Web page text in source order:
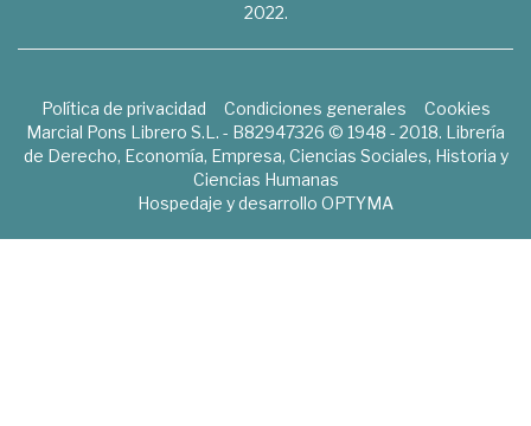
2022.
Política de privacidad Condiciones generales
Cookies
Marcial Pons Librero S.L. - B82947326 © 1948 - 2018. Librería
de Derecho, Economía, Empresa, Ciencias Sociales, Historia y
Ciencias Humanas
Hospedaje y desarrollo OPTYMA